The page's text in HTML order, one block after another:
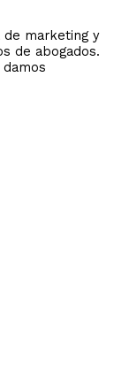
de marketing y
de abogados.